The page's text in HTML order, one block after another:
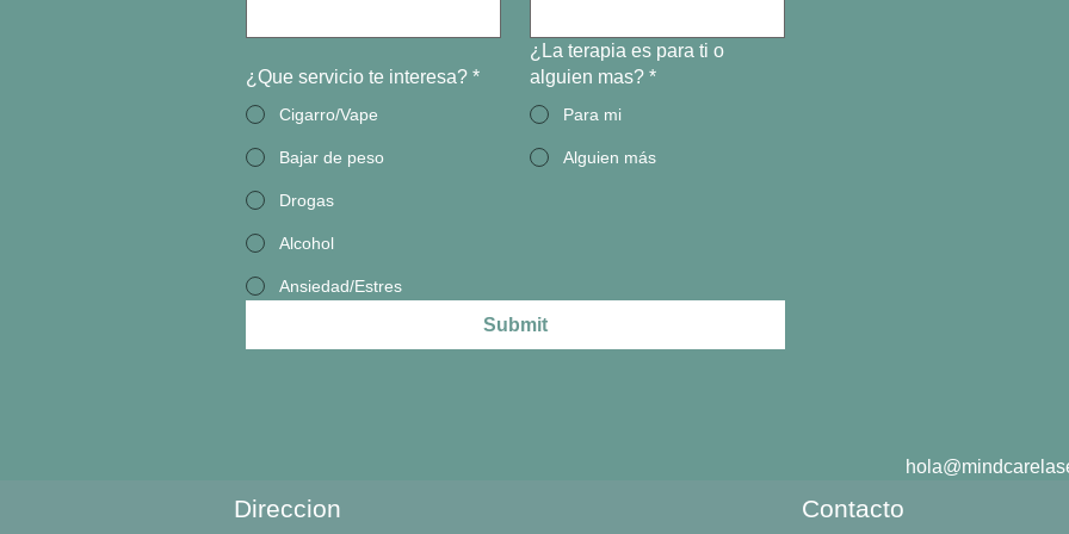
¿Que servicio te interesa? *
Cigarro/Vape
Bajar de peso
Drogas
Alcohol
Ansiedad/Estres
¿La terapia es para ti o
alguien mas? *
Para mi
Alguien más
Submit
Direccion Contacto